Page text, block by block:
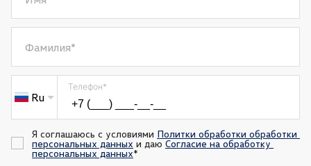
Фамилия*
Ru
Телефон*
Я соглашаюсь с условиями Политки обработки обработки
персональных данных и даю Согласие на обработку
персональных данных*